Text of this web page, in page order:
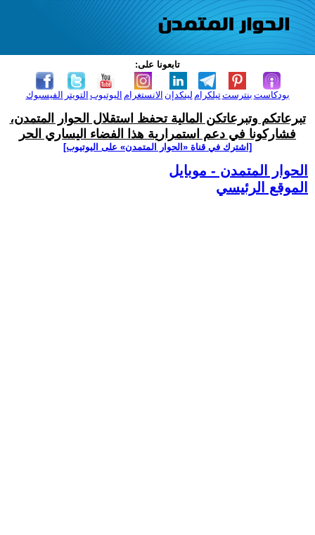
تابعونا على:
الفيسبوك التويتر اليوتيوب الانستغرام لينكدإن تيلكرامبنترست بودكاست
تبرعاتكم وتبرعاتكن المالية تحفظ استقلال الحوار المتمدن،
فشاركونا في دعم استمرارية هذا الفضاء اليساري الحر
[اشترك في قناة ‫«الحوار المتمدن» على اليوتيوب]
الحوار المتمدن - موبايل
الموقع الرئيسي